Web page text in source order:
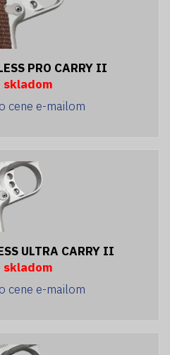
PRO CARRY II
skladom
cene e-mailom
ULTRA CARRY II
skladom
cene e-mailom